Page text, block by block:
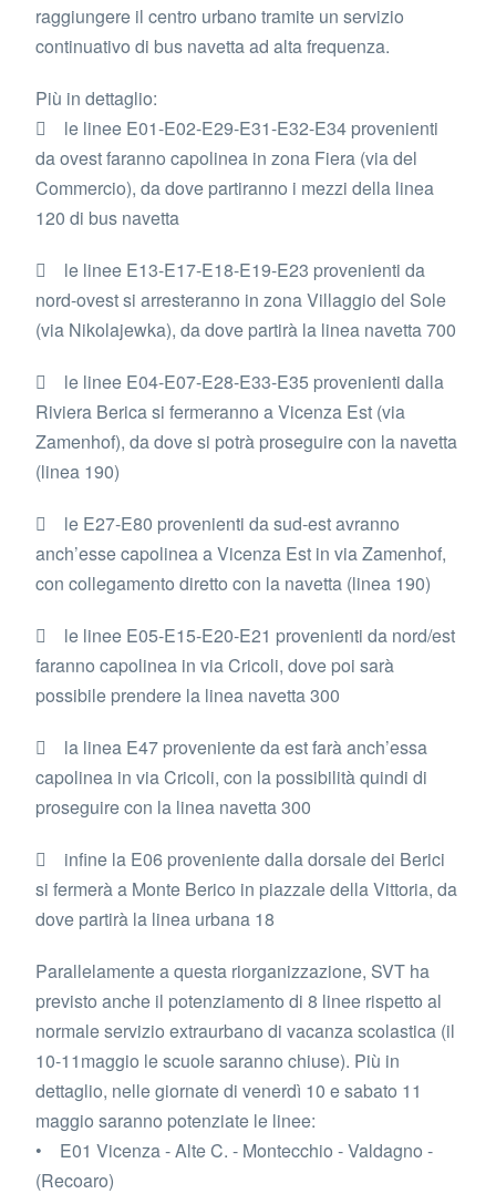
raggiungere il centro urbano tramite un servizio
continuativo di bus navetta ad alta frequenza.
Più in dettaglio:
 le linee E01-E02-E29-E31-E32-E34 provenienti
da ovest faranno capolinea in zona Fiera (via del
Commercio), da dove partiranno i mezzi della linea
120 di bus navetta
 le linee E13-E17-E18-E19-E23 provenienti da
nord-ovest si arresteranno in zona Villaggio del Sole
(via Nikolajewka), da dove partirà la linea navetta 700
 le linee E04-E07-E28-E33-E35 provenienti dalla
Riviera Berica si fermeranno a Vicenza Est (via
Zamenhof), da dove si potrà proseguire con la navetta
(linea 190)
 le E27-E80 provenienti da sud-est avranno
anch’esse capolinea a Vicenza Est in via Zamenhof,
con collegamento diretto con la navetta (linea 190)
 le linee E05-E15-E20-E21 provenienti da nord/est
faranno capolinea in via Cricoli, dove poi sarà
possibile prendere la linea navetta 300
 la linea E47 proveniente da est farà anch’essa
capolinea in via Cricoli, con la possibilità quindi di
proseguire con la linea navetta 300
 infine la E06 proveniente dalla dorsale dei Berici
si fermerà a Monte Berico in piazzale della Vittoria, da
dove partirà la linea urbana 18
Parallelamente a questa riorganizzazione, SVT ha
previsto anche il potenziamento di 8 linee rispetto al
normale servizio extraurbano di vacanza scolastica (il
10-11maggio le scuole saranno chiuse). Più in
dettaglio, nelle giornate di venerdì 10 e sabato 11
maggio saranno potenziate le linee:
• E01 Vicenza - Alte C. - Montecchio - Valdagno -
(Recoaro)